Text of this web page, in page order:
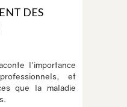
DES
l'importance
et
que la maladie